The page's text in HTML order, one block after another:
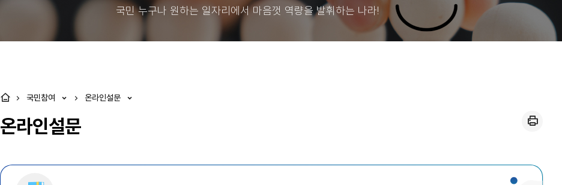
국민 누구나 원하는 일자리에서 마음껏 역량을 발휘하는 나라!
온라인설문
국민참여 온라인설문